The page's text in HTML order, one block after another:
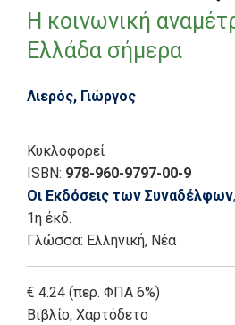
Η κοινωνική
Ελλάδα σήμερα
Λιερός, Γιώργος
Κυκλοφορεί
ISBN: 978-960-9797-00-9
Οι Εκδόσεις των Συναδέλφων
1η έκδ.
Γλώσσα: Ελληνική, Νέα
€ 4.24 (περ. ΦΠΑ 6%)
Βιβλίο, Χαρτόδετο